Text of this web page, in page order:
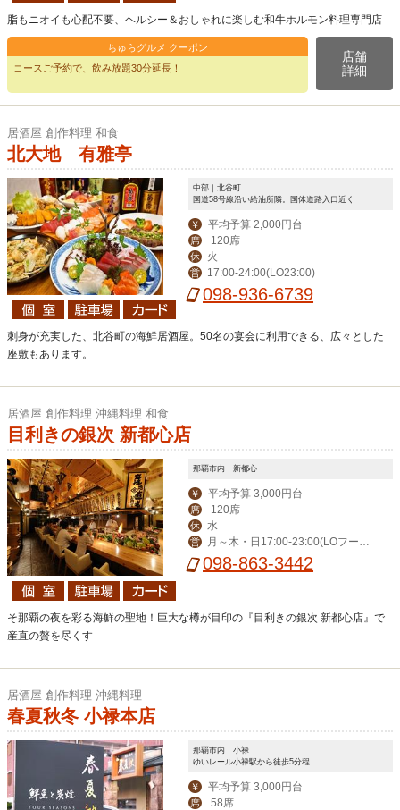
脂もニオイも心配不要、ヘルシー＆おしゃれに楽しむ和牛ホルモン料理専門店
ちゅらグルメ クーポン
コースご予約で、飲み放題30分延長！
店舗
詳細
居酒屋 創作料理 和食
北大地 有雅亭
中部｜北谷町
国道58号線沿い給油所隣。国体道路入口近く
￥ 平均予算 2,000円台
席 120席
休 火
営 17:00-24:00(LO23:00)
098-936-6739
刺身が充実した、北谷町の海鮮居酒屋。50名の宴会に利用できる、広々とした
座敷もあります。
居酒屋 創作料理 沖縄料理 和食
目利きの銀次 新都心店
那覇市内｜新都心
￥ 平均予算 3,000円台
席 120席
休 水
営
月～木・日17:00-23:00(LOフード
22:00/ドリンク22:30)、金・土17:00-
098-863-3442
そ那覇の夜を彩る海鮮の聖地！巨大な樽が目印の『目利きの銀次 新都心店』で
産直の贅を尽くす
居酒屋 創作料理 沖縄料理
春夏秋冬 小禄本店
那覇市内｜小禄
ゆいレール小禄駅から徒歩5分程
￥ 平均予算 3,000円台
席 58席